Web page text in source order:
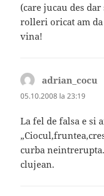
(care jucau des
rolleri oricat am da
vina!
adrian_cocu
05.10.2008 la 23:19
La fel de falsa e si
curba
clujean.